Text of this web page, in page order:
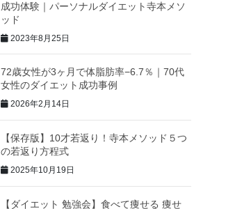
成功体験｜パーソナルダイエット寺本メソ
ッド
2023年8月25日
72歳女性が3ヶ月で体脂肪率−6.7％｜70代
女性のダイエット成功事例
2026年2月14日
【保存版】10才若返り！寺本メソッド５つ
の若返り方程式
2025年10月19日
【ダイエット 勉強会】食べて痩せる 痩せ